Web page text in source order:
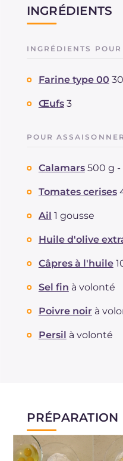
INGRÉDIENTS
INGRÉDIENTS
Farine type 00
Œufs 3
POUR
Calamars 500 g -
Tomates cerises
Ail 1 gousse
Huile d'olive
Câpres à l'huile
Sel fin à volonté
Poivre noir à
Persil à volonté
PRÉPARATION